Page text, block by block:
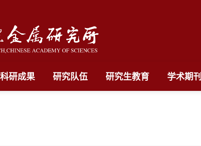
科研成果 研究队伍 研究生教育 学术期刊